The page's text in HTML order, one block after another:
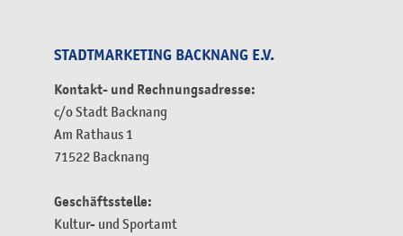
STADTMARKETING BACKNANG E.V.
Kontakt- und Rechnungsadresse:
c/o Stadt Backnang
Am Rathaus 1
71522 Backnang
Geschäftsstelle:
Kultur- und Sportamt